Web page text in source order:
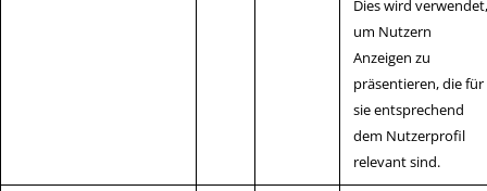
Dies wird verwendet,
um Nutzern
Anzeigen zu
präsentieren, die für
sie entsprechend
dem Nutzerprofil
relevant sind.